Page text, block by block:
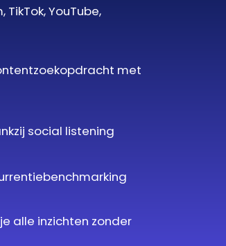
YouTube,
met
social listening
alle inzichten zonder